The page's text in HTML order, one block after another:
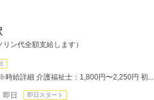
ン代全額支給します）
給詳細 介護福祉士：1,800円〜2,250円 初...
日 即日スタート